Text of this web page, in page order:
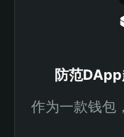
防范
作为一款钱包